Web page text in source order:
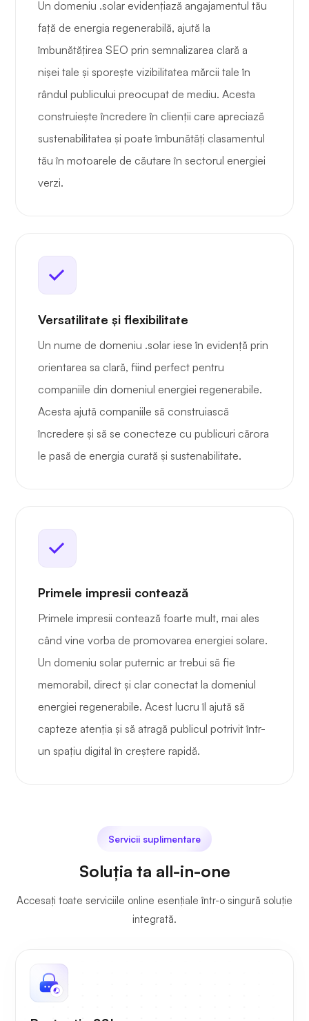
Un domeniu .solar evidențiază angajamentul tău
față de energia regenerabilă, ajută la
îmbunătățirea SEO prin semnalizarea clară a
nișei tale și sporește vizibilitatea mărcii tale în
rândul publicului preocupat de mediu. Acesta
construiește încredere în clienții care apreciază
sustenabilitatea și poate îmbunătăți clasamentul
tău în motoarele de căutare în sectorul energiei
verzi.
Versatilitate și flexibilitate
Un nume de domeniu .solar iese în evidență prin
orientarea sa clară, fiind perfect pentru
companiile din domeniul energiei regenerabile.
Acesta ajută companiile să construiască
încredere și să se conecteze cu publicuri cărora
le pasă de energia curată și sustenabilitate.
Primele impresii contează
Primele impresii contează foarte mult, mai ales
când vine vorba de promovarea energiei solare.
Un domeniu solar puternic ar trebui să fie
memorabil, direct și clar conectat la domeniul
energiei regenerabile. Acest lucru îl ajută să
capteze atenția și să atragă publicul potrivit într-
un spațiu digital în creștere rapidă.
Servicii suplimentare
Soluția ta all-in-one
Accesați toate serviciile online esențiale într-o singură soluție
integrată.